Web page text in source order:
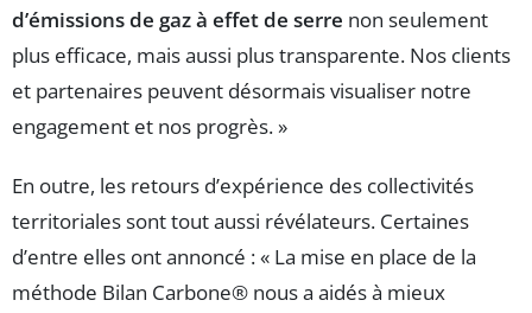
d’émissions de gaz à effet de serre non seulement
plus efficace, mais aussi plus transparente. Nos clients
et partenaires peuvent désormais visualiser notre
engagement et nos progrès. »
En outre, les retours d’expérience des collectivités
territoriales sont tout aussi révélateurs. Certaines
d’entre elles ont annoncé : « La mise en place de la
méthode Bilan Carbone® nous a aidés à mieux